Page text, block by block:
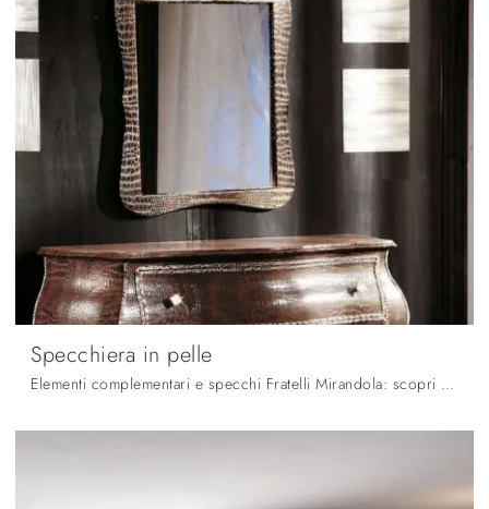
Specchiera in pelle
Elementi complementari e specchi Fratelli Mirandola: scopri come impreziosire i tuoi spazi moderni con il modello Specchiera in pelle.